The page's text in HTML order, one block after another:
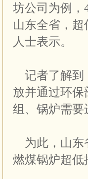
坊公司为例，
山东全省，
人士表示。
记者了解到
放并通过环
组、锅炉需要
为此，山东
燃煤锅炉超低